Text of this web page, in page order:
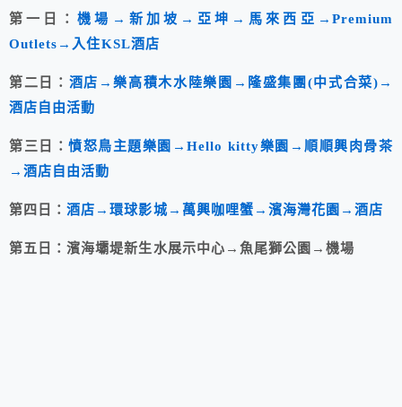
第一日：機場→新加坡→亞坤→馬來西亞→Premium
Outlets→入住KSL酒店
第二日： 酒店→樂高積木水陸樂園→隆盛集團(中式合菜)→
酒店自由活動
第三日：憤怒鳥主題樂園→Hello kitty樂園→順順興肉骨茶
→酒店自由活動
第四日：酒店→環球影城→萬興咖哩蟹→濱海灣花園→酒店
第五日：濱海壩堤新生水展示中心→魚尾獅公園→機場